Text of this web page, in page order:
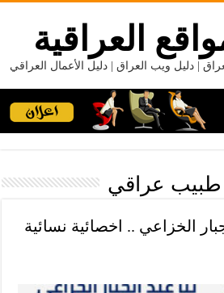
العراقية
| دليل ويب العراق | دليل الأعمال العراقي
طبيب عراقي
الخزاعي .. اخصائية نسائية